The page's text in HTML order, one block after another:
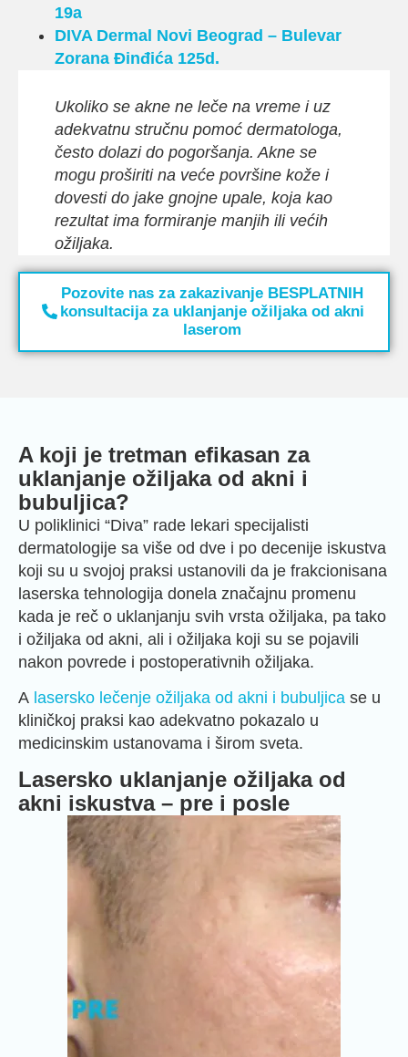
19a
DIVA Dermal Novi Beograd – Bulevar
Zorana Đinđića 125d.
Ukoliko se akne ne leče na vreme i uz
adekvatnu stručnu pomoć dermatologa,
često dolazi do pogoršanja. Akne se
mogu proširiti na veće površine kože i
dovesti do jake gnojne upale, koja kao
rezultat ima formiranje manjih ili većih
ožiljaka.
Pozovite nas za zakazivanje BESPLATNIH
konsultacija za uklanjanje ožiljaka od akni
laserom
A koji je tretman efikasan za
uklanjanje ožiljaka od akni i
bubuljica?
U poliklinici “Diva” rade lekari specijalisti
dermatologije sa više od dve i po decenije iskustva
koji su u svojoj praksi ustanovili da je frakcionisana
laserska tehnologija donela značajnu promenu
kada je reč o uklanjanju svih vrsta ožiljaka, pa tako
i ožiljaka od akni, ali i ožiljaka koji su se pojavili
nakon povrede i postoperativnih ožiljaka.
A lasersko lečenje ožiljaka od akni i bubuljica se u
kliničkoj praksi kao adekvatno pokazalo u
medicinskim ustanovama i širom sveta.
Lasersko uklanjanje ožiljaka od
akni iskustva – pre i posle